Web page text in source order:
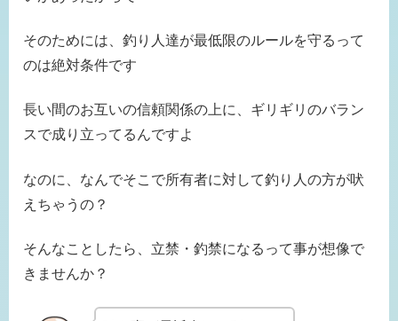
そのためには、釣り人達が最低限のルールを守るって
のは絶対条件です
長い間のお互いの信頼関係の上に、ギリギリのバラン
スで成り立ってるんですよ
なのに、なんでそこで所有者に対して釣り人の方が吠
えちゃうの？
そんなことしたら、立禁・釣禁になるって事が想像で
きませんか？